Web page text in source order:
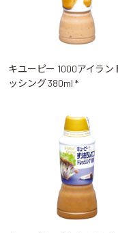
キユーピー 1000アイラン
ッシング 380ml *